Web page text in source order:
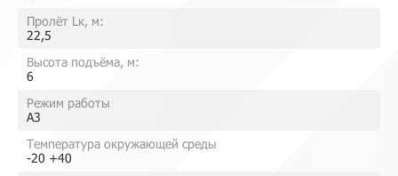
Пролёт Lк, м:
22,5
Высота подъёма, м:
6
Режим работы
A3
Температура окружающей среды
-20 +40